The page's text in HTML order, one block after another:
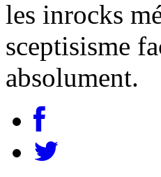
les inrocks
sceptisisme
absolument.